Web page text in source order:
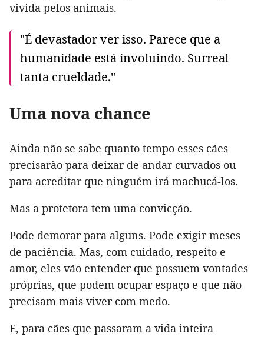
vivida pelos animais.
"É devastador ver isso. Parece que a
humanidade está involuindo. Surreal
tanta crueldade."
Uma nova chance
Ainda não se sabe quanto tempo esses cães
precisarão para deixar de andar curvados ou
para acreditar que ninguém irá machucá-los.
Mas a protetora tem uma convicção.
Pode demorar para alguns. Pode exigir meses
de paciência. Mas, com cuidado, respeito e
amor, eles vão entender que possuem vontades
próprias, que podem ocupar espaço e que não
precisam mais viver com medo.
E, para cães que passaram a vida inteira